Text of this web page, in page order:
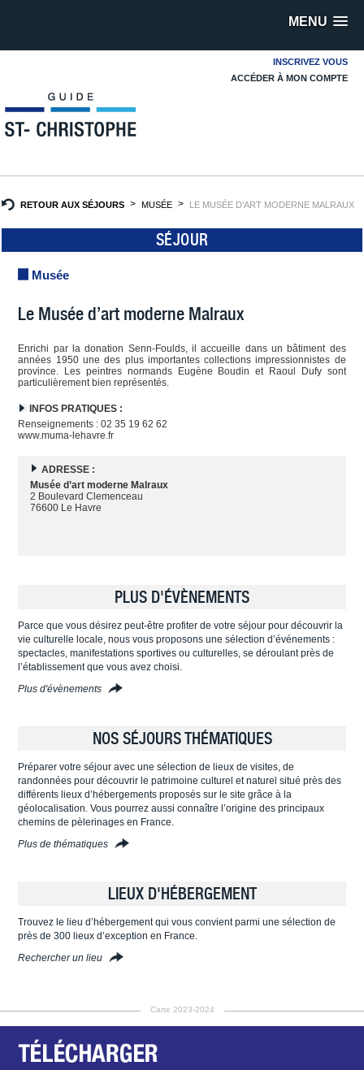
MENU
INSCRIVEZ VOUS
ACCÉDER À MON COMPTE
RETOUR AUX SÉJOURS MUSÉE LE MUSÉE D’ART MODERNE MALRAUX
SÉJOUR
Musée
Le Musée d’art moderne Malraux
Enrichi par la donation Senn-Foulds, il accueille dans un bâtiment des
années 1950 une des plus importantes collections impressionnistes de
province. Les peintres normands Eugène Boudin et Raoul Dufy sont
particulièrement bien représentés.
INFOS PRATIQUES :
Renseignements : 02 35 19 62 62
www.muma-lehavre.fr
ADRESSE :
Musée d’art moderne Malraux
2 Boulevard Clemenceau
76600 Le Havre
PLUS D'ÉVÈNEMENTS
Parce que vous désirez peut-être profiter de votre séjour pour découvrir la
vie culturelle locale, nous vous proposons une sélection d’événements :
spectacles, manifestations sportives ou culturelles, se déroulant près de
l’établissement que vous avez choisi.
Plus d'évènements
NOS SÉJOURS THÉMATIQUES
Préparer votre séjour avec une sélection de lieux de visites, de
randonnées pour découvrir le patrimoine culturel et naturel situé près des
différents lieux d’hébergements proposés sur le site grâce à la
géolocalisation. Vous pourrez aussi connaître l’origine des principaux
chemins de pèlerinages en France.
Plus de thématiques
LIEUX D'HÉBERGEMENT
Trouvez le lieu d’hébergement qui vous convient parmi une sélection de
près de 300 lieux d’exception en France.
Rechercher un lieu
Carte 2023-2024